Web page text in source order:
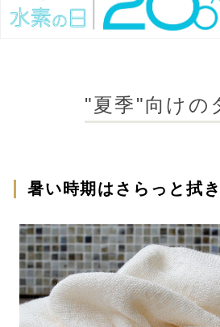
e
"夏季"向けの
暑い時期はさらっと拭